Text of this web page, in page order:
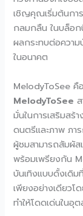
เชิญคุณเริ่มต้นการ
กลมกลืน ในบล็อก
ผลกระทบต่อความ
ในอนาคต
MelodyToSee คื
MelodyToSee
มั่นในการเสริมสร้
ดนตรีและภาพ ภา
ผู้ชมสามารถสัมผัส
พร้อมเพรียงกัน
บันเทิงแบบดั้งเดิม
เพียงอย่างเดียวโ
ทำให้โดดเด่นในอุ